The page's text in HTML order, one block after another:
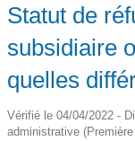
Statut de
subsidiaire
quelles
Vérifié le 04/04/2022 -
administrative